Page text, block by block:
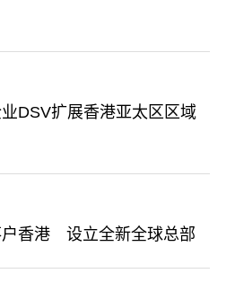
DSV扩展香港亚太区区域
户香港 设立全新全球总部